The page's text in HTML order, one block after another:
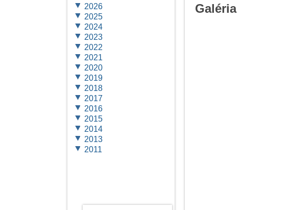
2026
2025
2024
2023
2022
2021
2020
2019
2018
2017
2016
2015
2014
2013
2011
Galéria